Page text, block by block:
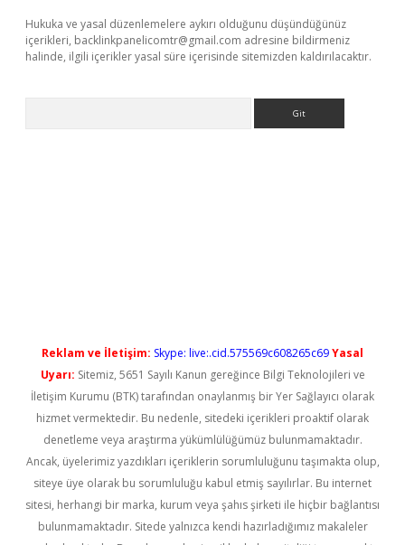
Hukuka ve yasal düzenlemelere aykırı olduğunu düşündüğünüz
içerikleri, backlinkpanelicomtr@gmail.com adresine bildirmeniz
halinde, ilgili içerikler yasal süre içerisinde sitemizden kaldırılacaktır.
Reklam ve İletişim: Skype: live:.cid.575569c608265c69Yasal
Uyarı: Sitemiz, 5651 Sayılı Kanun gereğince Bilgi Teknolojileri ve
İletişim Kurumu (BTK) tarafından onaylanmış bir Yer Sağlayıcı olarak
hizmet vermektedir. Bu nedenle, sitedeki içerikleri proaktif olarak
denetleme veya araştırma yükümlülüğümüz bulunmamaktadır.
Ancak, üyelerimiz yazdıkları içeriklerin sorumluluğunu taşımakta olup,
siteye üye olarak bu sorumluluğu kabul etmiş sayılırlar. Bu internet
sitesi, herhangi bir marka, kurum veya şahıs şirketi ile hiçbir bağlantısı
bulunmamaktadır. Sitede yalnızca kendi hazırladığımız makaleler